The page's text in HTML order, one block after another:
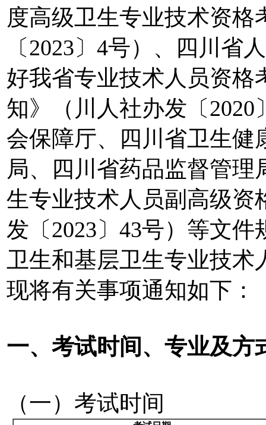
度高级卫生专业技术资
〔2023〕4号）、四川省
好我省专业技术人员资格
知》（川人社办发〔
会保障厅、四川省卫生健
局、四川省药品监督管
生专业技术人员副高级资
发〔2023〕43号）等文
卫生和基层卫生专业技
现将有关事项通知如下：
一、考试时间、专业及方
（一）考试时间